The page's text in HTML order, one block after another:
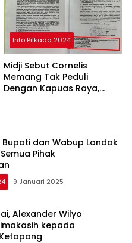
Info Pilkada 2024
Midji Sebut Cornelis
Memang Tak Peduli
Dengan Kapuas Raya,
Bupati dan Wabup Landak
Pihak
9 Januari 2025
Alexander Wilyo
kepada